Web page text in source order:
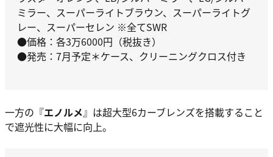
ミラー、スーパーライトブラウン、スーパーライトグ
レー、スーパーセレン ※全てSWR
●価格：各3万6000円（税抜き）
●発売：7月予定＊ケース、クリーニングクロス付き
一方の『エノルメ』は超大型6カーブレンズを搭載すること
で遮光性に大幅に向上。